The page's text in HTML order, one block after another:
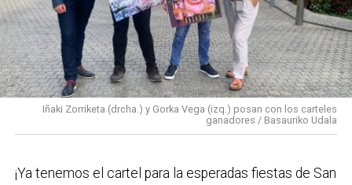
Ferrero por parte de las cuadrillas.
21:30 Fin de Bajada con entrega del Premio
Eskarabilera a «La Mejor Bajada» en la carpa de
Solobarria y posterior apertura de lonjas.
21:30 Pasacalles con Gazte-leku por las peatonales.
22:00 Disko Festa Sound en la carpa de Solobarria
GUDA DANTZA en la plaza Arizgoiti
Iñaki Zorriketa (drcha.) y Gorka Vega (izq.) posan con los carteles
ganadores / Basauriko Udala
¡Ya tenemos el cartel para la esperadas fiestas de San